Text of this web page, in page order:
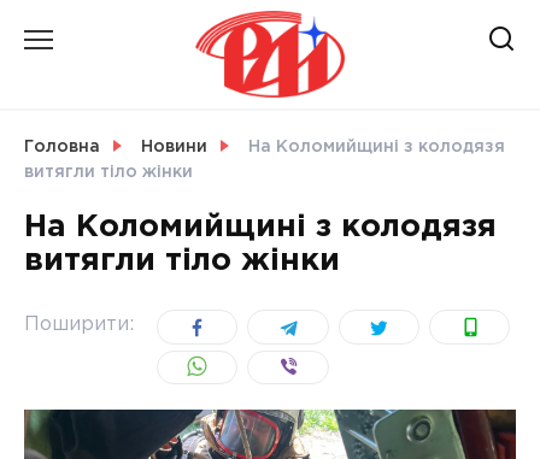
УКРАЇНА
Головна Новини
На Коломийщині з колодязя
витягли тіло жінки
На Коломийщині з колодязя
витягли тіло жінки
Поширити: